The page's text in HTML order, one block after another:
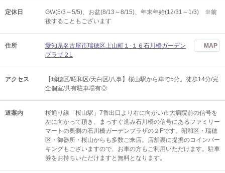
定休日
GW(5/3～5/5)、お盆(8/13～8/15)、年末年始(12/31～1/3) ※前
後することもございます
住所
愛知県名古屋市瑞穂区上山町１-１６石川橋ガーデン
プラザ２L
MAP
アクセス
【瑞穂区/昭和区/天白区/八事】桜山駅から車で5分。徒歩14分/完
全個室/共有駐車場有◎
道案内
桜通り線「桜山駅」7番出口より右に向かい市大病院前の信号を
左に向かって頂き、まっすぐ進み石川橋の信号にあるファミリー
マートの奥側の石川橋ガーデンプラザの２Fです。昭和区・瑞穂
区・御器所・桜山からも多数ご来店。店舗裏に提携のコインパー
キングもございますので、お車の方もご利用いただけます。駐車
券をお持ちいただけますと無料となります。